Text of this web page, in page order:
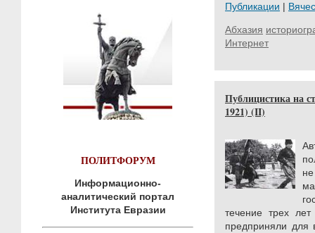
ПОЛИТФОРУМ
Информационно-
аналитический портал
Института Евразии
Публикации |
Абхазия
Интернет
Публицистика на
1921) (II)
течение трех
предприняли для